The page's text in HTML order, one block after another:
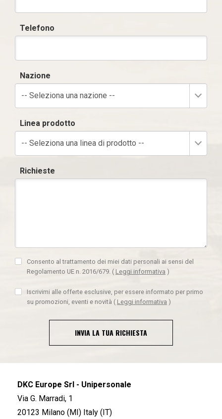
Telefono
Nazione
-- Seleziona una nazione --
Linea prodotto
-- Seleziona una linea di prodotto --
Richieste
Consento al trattamento dei miei dati personali ai sensi del
Regolamento UE n. 2016/679. ( Leggi informativa )
Iscrivimi alle offerte esclusive, per essere informato per primo
su promozioni, eventi e novità ( Leggi informativa )
INVIA LA TUA RICHIESTA
DKC Europe Srl - Unipersonale
Via G. Marradi, 1
20123 Milano (MI) Italy (IT)